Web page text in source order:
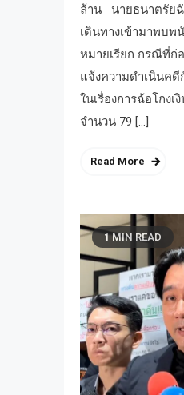
ล้าน นายธนาตรัยฉั
เดินทางเข้ามาพบพ
หมายเรียก กรณีที่ก่
แจ้งความดำเนินค
ในเรื่องการฉ้อโกง
จำนวน 79 […]
Read More
1 MIN READ